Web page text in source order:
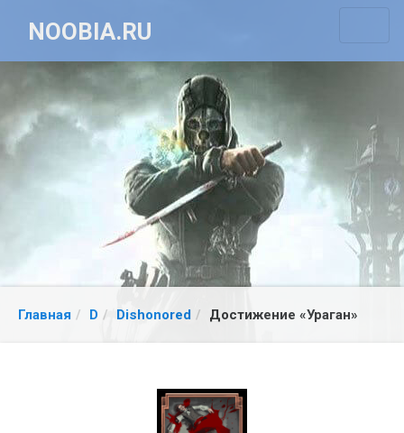
NOOBIA.RU
Главная D Dishonored Достижение «Ураган»